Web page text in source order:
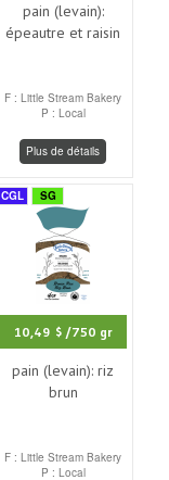
pain (levain):
épeautre et raisin
F : Little Stream Bakery
P : Local
Plus de détails
CGL SG
10,49 $ /750 gr
pain (levain): riz
brun
F : Little Stream Bakery
P : Local